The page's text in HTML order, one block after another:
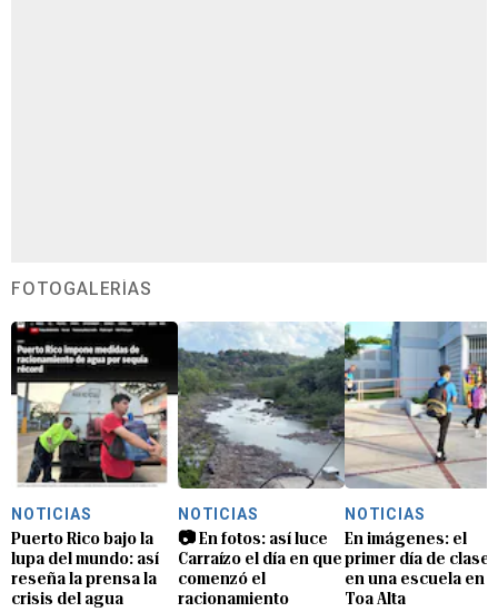
FOTOGALERÍAS
NOTICIAS
Puerto Rico bajo la
lupa del mundo: así
reseña la prensa la
crisis del agua
NOTICIAS
📷 En fotos: así luce
Carraízo el día en que
comenzó el
racionamiento
NOTICIAS
En imágenes: el
primer día de clases
en una escuela en
Toa Alta